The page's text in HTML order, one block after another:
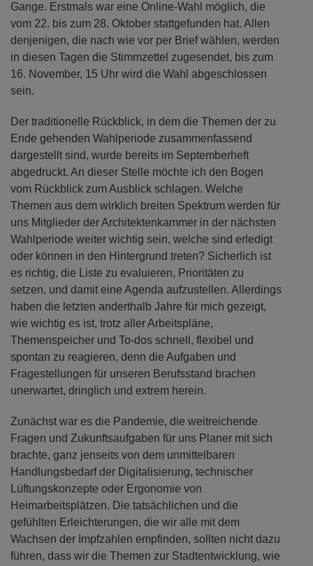
Gange. Erstmals war eine Online-Wahl möglich, die
vom 22. bis zum 28. Oktober stattgefunden hat. Allen
denjenigen, die nach wie vor per Brief wählen, werden
in diesen Tagen die Stimmzettel zugesendet, bis zum
16. November, 15 Uhr wird die Wahl abgeschlossen
sein.
Der traditionelle Rückblick, in dem die Themen der zu
Ende gehenden Wahlperiode zusammenfassend
dargestellt sind, wurde bereits im Septemberheft
abgedruckt. An dieser Stelle möchte ich den Bogen
vom Rückblick zum Ausblick schlagen. Welche
Themen aus dem wirklich breiten Spektrum werden für
uns Mitglieder der Architektenkammer in der nächsten
Wahlperiode weiter wichtig sein, welche sind erledigt
oder können in den Hintergrund treten? Sicherlich ist
es richtig, die Liste zu evaluieren, Prioritäten zu
setzen, und damit eine Agenda aufzustellen. Allerdings
haben die letzten anderthalb Jahre für mich gezeigt,
wie wichtig es ist, trotz aller Arbeitspläne,
Themenspeicher und To-dos schnell, flexibel und
spontan zu reagieren, denn die Aufgaben und
Fragestellungen für unseren Berufsstand brachen
unerwartet, dringlich und extrem herein.
Zunächst war es die Pandemie, die weitreichende
Fragen und Zukunftsaufgaben für uns Planer mit sich
brachte, ganz jenseits von dem unmittelbaren
Handlungsbedarf der Digitalisierung, technischer
Lüftungskonzepte oder Ergonomie von
Heimarbeitsplätzen. Die tatsächlichen und die
gefühlten Erleichterungen, die wir alle mit dem
Wachsen der Impfzahlen empfinden, sollten nicht dazu
führen, dass wir die Themen zur Stadtentwicklung, wie